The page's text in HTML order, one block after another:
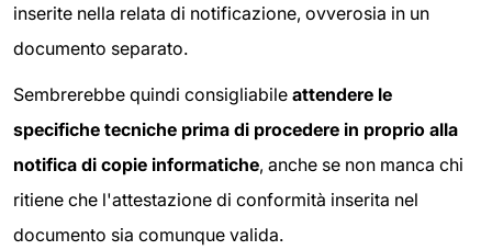
inserite nella relata di notificazione, ovverosia in un
documento separato.
Sembrerebbe quindi consigliabile attendere le
specifiche tecniche prima di procedere in proprio alla
notifica di copie informatiche, anche se non manca chi
ritiene che l'attestazione di conformità inserita nel
documento sia comunque valida.